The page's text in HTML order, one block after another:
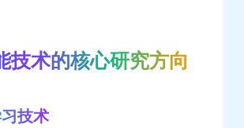
技术的核心研究方向
技术